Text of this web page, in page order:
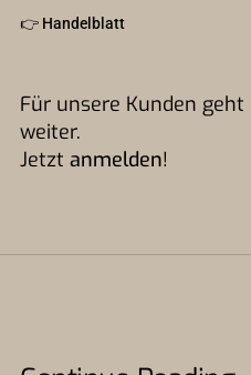
👉 Handelblatt
Für unsere Kunden
weiter.
Jetzt anmelden!